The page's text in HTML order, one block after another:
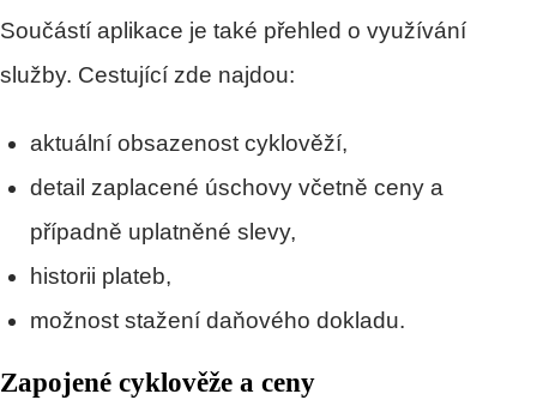
Součástí aplikace je také přehled o využívání
služby. Cestující zde najdou:
aktuální obsazenost cyklověží,
detail zaplacené úschovy včetně ceny a
případně uplatněné slevy,
historii plateb,
možnost stažení daňového dokladu.
Zapojené cyklověže a ceny